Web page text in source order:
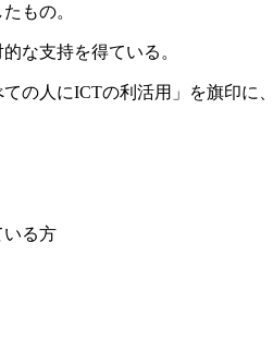
もの。
な支持を得ている。
人にICTの利活用」を旗印に
いる方